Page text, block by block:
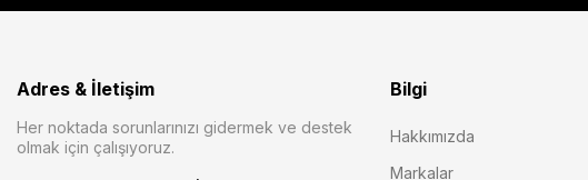
Adres & İletişim
Her noktada sorunlarınızı gidermek ve destek
olmak için çalışıyoruz.
Bilgi
Hakkımızda
Markalar